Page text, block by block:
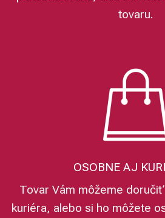
tovaru.
OSOBNE AJ
Tovar Vám môžeme
kuriéra, alebo si ho môžete